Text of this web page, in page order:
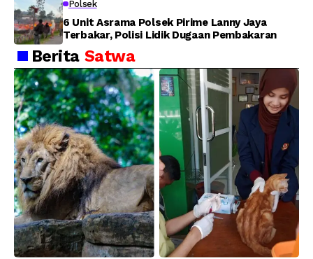
Polsek
6 Unit Asrama Polsek Pirime Lanny Jaya
Terbakar, Polisi Lidik Dugaan Pembakaran
Berita Satwa